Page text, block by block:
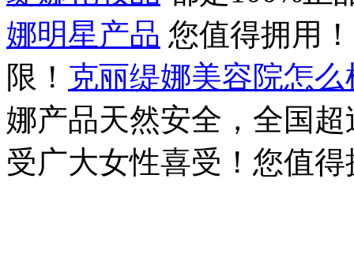
娜明星产品 您值得拥用
限！ 克丽缇娜美容院怎么
娜产品天然安全，全国
受广大女性喜受！您值得